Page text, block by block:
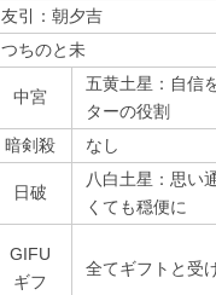
友引：朝夕吉
つちのと未
中宮
五黄土星：自信
ターの役割
暗剣殺
なし
⽇破
八白土星：思い
くても穏便に
GIFU
ギフ
全てギフトと受